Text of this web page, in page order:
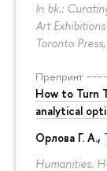
In bk.:
Art
Toronto
Препринт
How to Turn
analytical
Орлова Г. А.,
Humanities.